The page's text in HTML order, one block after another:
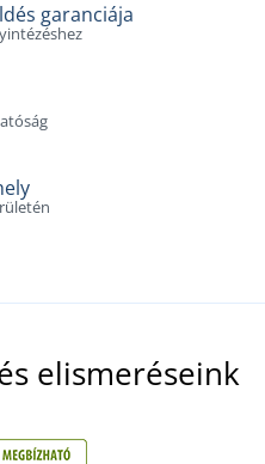
garanciája
elismeréseink